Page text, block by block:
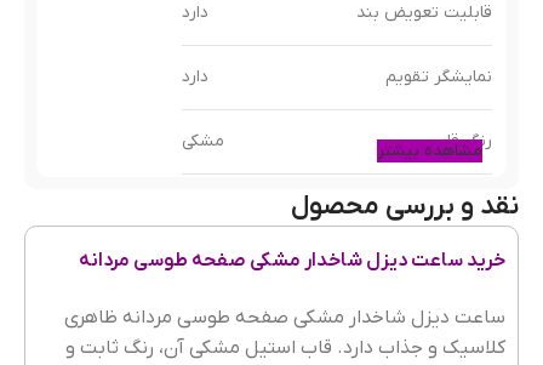
قابلیت تعویض بند دارد
نمایشگر تقویم دارد
رنگ قاب مشکی
جنس قاب
رنگ بند مشکی
جنسیت ساعت مردانه
مشاهده بیشتر
نقد و بررسی محصول
خرید ساعت دیزل شاخدار مشکی صفحه طوسی مردانه
ساعت دیزل شاخدار مشکی صفحه طوسی مردانه ظاهری
کلاسیک و جذاب دارد. قاب استیل مشکی آن، رنگ ثابت و